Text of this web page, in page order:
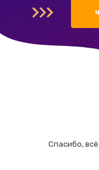
Спасибо,